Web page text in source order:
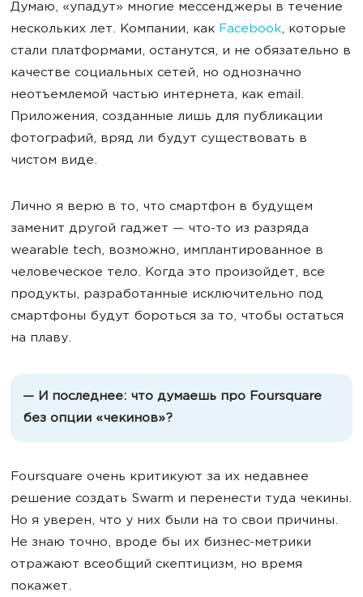
Думаю, «упадут» многие мессенджеры в течение
нескольких лет. Компании, как Facebook, которые
стали платформами, останутся, и не обязательно в
качестве социальных сетей, но однозначно
неотъемлемой частью интернета, как email.
Приложения, созданные лишь для публикации
фотографий, вряд ли будут существовать в
чистом виде.
Лично я верю в то, что смартфон в будущем
заменит другой гаджет — что-то из разряда
wearable tech, возможно, имплантированное в
человеческое тело. Когда это произойдет, все
продукты, разработанные исключительно под
смартфоны будут бороться за то, чтобы остаться
на плаву.
— И последнее: что думаешь про Foursquare
без опции «чекинов»?
Foursquare очень критикуют за их недавнее
решение создать Swarm и перенести туда чекины.
Но я уверен, что у них были на то свои причины.
Не знаю точно, вроде бы их бизнес-метрики
отражают всеобщий скептицизм, но время
покажет.